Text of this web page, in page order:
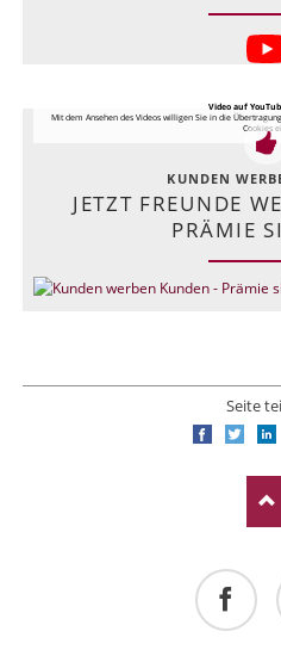
Video auf
Mit dem Ansehen des Videos willigen Sie in die
Cookies
KUNDEN
JETZT FREUNDE
PRÄMIE
Seite
Facebook